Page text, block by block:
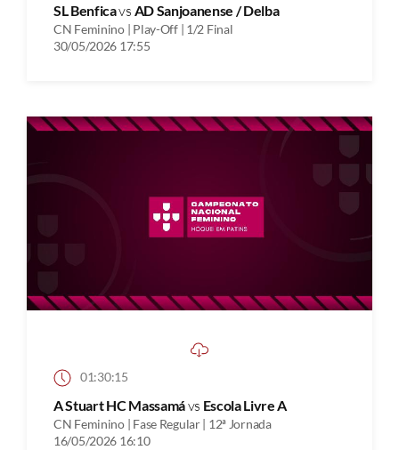
SL Benficavs AD Sanjoanense / Delba
CN Feminino | Play-Off | 1/2 Final
30/05/2026 17:55
01:30:15
A Stuart HC Massamávs Escola Livre A
CN Feminino | Fase Regular | 12ª Jornada
16/05/2026 16:10